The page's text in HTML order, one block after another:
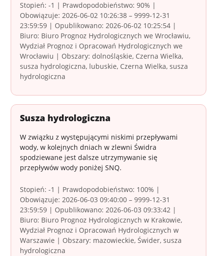
Stopień: -1 | Prawdopodobieństwo: 90% |
Obowiązuje: 2026-06-02 10:26:38 – 9999-12-31
23:59:59 | Opublikowano: 2026-06-02 10:25:54 |
Biuro: Biuro Prognoz Hydrologicznych we Wrocławiu,
Wydział Prognoz i Opracowań Hydrologicznych we
Wrocławiu | Obszary: dolnośląskie, Czerna Wielka,
susza hydrologiczna, lubuskie, Czerna Wielka, susza
hydrologiczna
Susza hydrologiczna
W związku z występującymi niskimi przepływami
wody, w kolejnych dniach w zlewni Świdra
spodziewane jest dalsze utrzymywanie się
przepływów wody poniżej SNQ.
Stopień: -1 | Prawdopodobieństwo: 100% |
Obowiązuje: 2026-06-03 09:40:00 – 9999-12-31
23:59:59 | Opublikowano: 2026-06-03 09:33:42 |
Biuro: Biuro Prognoz Hydrologicznych w Krakowie,
Wydział Prognoz i Opracowań Hydrologicznych w
Warszawie | Obszary: mazowieckie, Świder, susza
hydrologiczna